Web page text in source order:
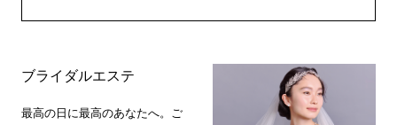
ブライダルエステ
最高の日に最高のあなたへ。ご